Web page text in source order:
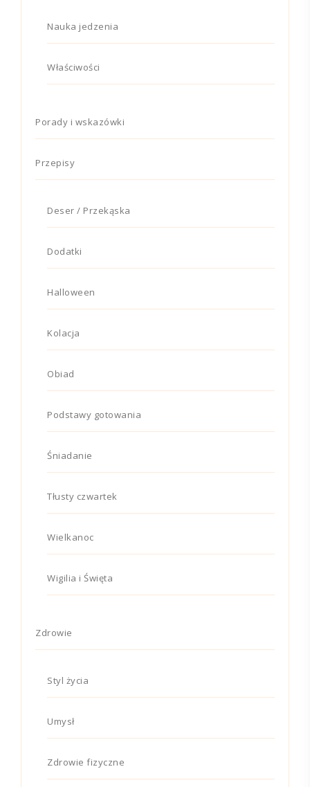
Nauka jedzenia
Właściwości
Porady i wskazówki
Przepisy
Deser / Przekąska
Dodatki
Halloween
Kolacja
Obiad
Podstawy gotowania
Śniadanie
Tłusty czwartek
Wielkanoc
Wigilia i Święta
Zdrowie
Styl życia
Umysł
Zdrowie fizyczne